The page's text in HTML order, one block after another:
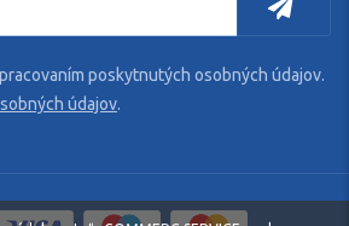
poskytnutých osobných údajov.
údajov.